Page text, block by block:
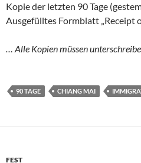
Kopie der letzten 90 Tage
Ausgefülltes Formblatt „Receipt
… Alle Kopien müssen
90 TAGE CHIANG MAI
FEST